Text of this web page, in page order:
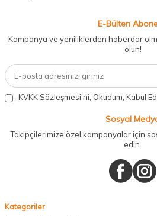
E-Bülten
Kampanya ve yeniliklerden haberdar
olun!
KVKK Sözleşmesi'ni , Okudum, Kabul
Sosyal
Takipçilerimize özel kampanyalar için
edin.
Kategoriler